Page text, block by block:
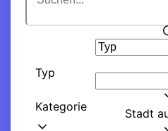
Typ
Kategorie Stadt